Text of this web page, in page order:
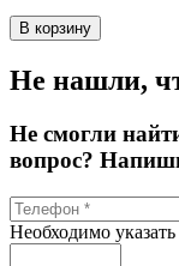
В корзину
Не нашли,
Не смогли
вопрос?
Необходимо